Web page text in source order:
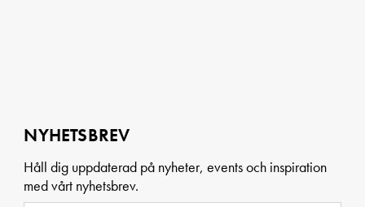
NYHETSBREV
Håll dig uppdaterad på nyheter, events och inspiration
med vårt nyhetsbrev.